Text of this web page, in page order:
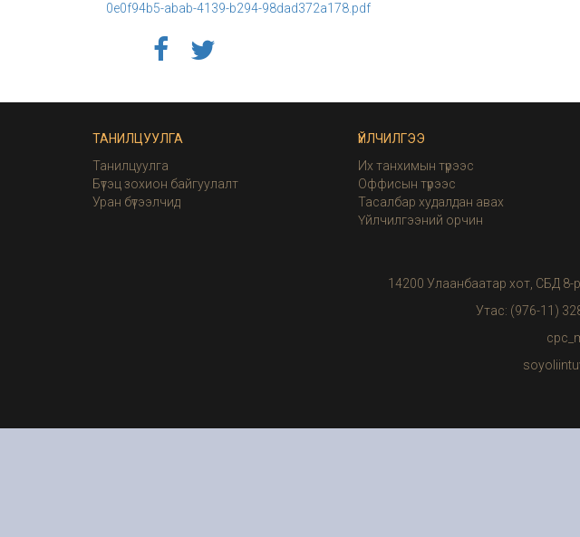
0e0f94b5-abab-4139-b294-98dad372a178.pdf
ТАНИЛЦУУЛГА
Танилцуулга
Бүтэц зохион байгуулалт
Уран бүтээлчид
ҮЙЛЧИЛГЭЭ
Их танхимын түрээс
Оффисын түрээс
Тасалбар худалдан авах
Үйлчилгээний орчин
14200 Улаанбаатар хот, СБД
Утас: (976-11)